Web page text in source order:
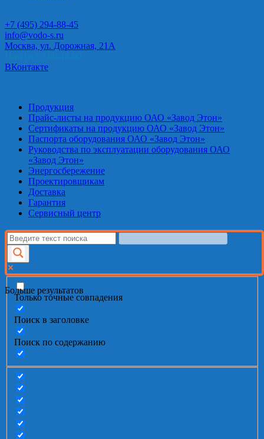
+7 (495) 294-88-45
info@vodo-s.ru
Москва, ул. Дорожная, 21А
ВКонтакте
Продукция
Прайс-листы на продукцию ОАО «Завод Этон»
Сертификаты на продукцию ОАО «Завод Этон»
Паспорта оборудования ОАО «Завод Этон»
Руководства по эксплуатации оборудования ОАО
«Завод Этон»
Энергосбережение
Проектировщикам
Доставка
Гарантия
Сервисный центр
Больше результатов
Только точные совпадения
Поиск в заголовке
Поиск по содержанию